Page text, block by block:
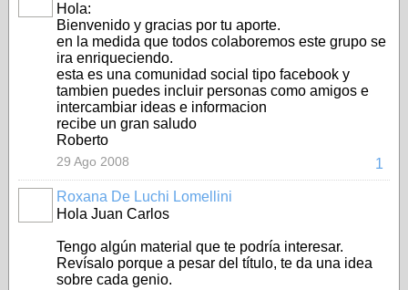
Hola:
Bienvenido y gracias por tu aporte.
en la medida que todos colaboremos este grupo se
ira enriqueciendo.
esta es una comunidad social tipo facebook y
tambien puedes incluir personas como amigos e
intercambiar ideas e informacion
recibe un gran saludo
Roberto
1
29 Ago 2008
Roxana De Luchi Lomellini
Hola Juan Carlos
Tengo algún material que te podría interesar.
Revísalo porque a pesar del título, te da una idea
sobre cada genio.